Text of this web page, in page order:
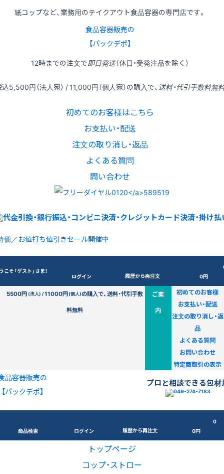
紙コップなど、業務用のテイクアウト食品容器の専門店です。
食品容器販売の
【パックデポ】
12時までの注文で即日発送（休日・受発注品を除く）
込5,500円（法人宛） / 11,000円（個人宛）の購入で、 送料・代引手数料無
初めてのお客様はこちら
お支払い・配送
注文の取り消し・返品
よくある質問
問い合わせ
価／お値打ち値引きセール開催中
こそ「ゲスト」さま！
ログイン 履歴から再注文
0円
5500円(法人) /11000円(個人)の購入で、送料・代引手数
料無料
ご案
内
初めてのお客様
お支払い・配送
注文の取り消し・返
品
よくある質問
お問い合わせ
特定商取引の表示
品容器販売の
【パックデポ】
プロと相談できる包材
商品検索 ログイン 履歴から再注文
0
0円
トップページ
コップ・ストロー